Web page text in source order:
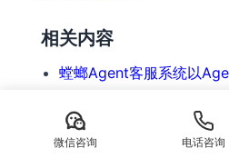
相关内容
螳螂Agent客服系统以
螳螂Agent客服系统以
对……
微信咨询 电话咨询